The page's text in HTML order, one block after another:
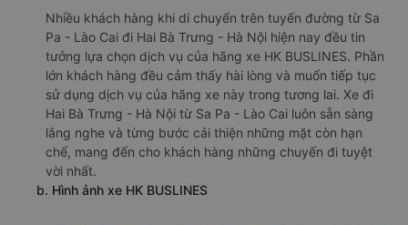
Nhiều khách hàng khi di chuyển trên tuyến đường từ Sa
Pa - Lào Cai đi Hai Bà Trưng - Hà Nội hiện nay đều tin
tưởng lựa chọn dịch vụ của hãng xe HK BUSLINES. Phần
lớn khách hàng đều cảm thấy hài lòng và muốn tiếp tục
sử dụng dịch vụ của hãng xe này trong tương lai. Xe đi
Hai Bà Trưng - Hà Nội từ Sa Pa - Lào Cai luôn sẵn sàng
lắng nghe và từng bước cải thiện những mặt còn hạn
chế, mang đến cho khách hàng những chuyến đi tuyệt
vời nhất.
b. Hình ảnh xe HK BUSLINES